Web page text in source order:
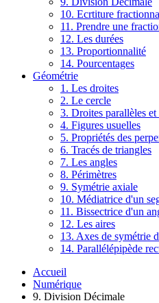
10. Ecrtiture
11. Prendre une
12. Les durées
13. Proportionnalité
14. Pourcentages
Géométrie
1. Les droites
2. Le cercle
3. Droites parallèles
4. Figures usuelles
5. Propriétés des
6. Tracés de triangles
7. Les angles
8. Périmètres
9. Symétrie axiale
10. Médiatrice d'un
11. Bissectrice d'un
12. Les aires
13. Axes de symétrie
14. Parallélépipède
Accueil
Numérique
9. Division Décimale